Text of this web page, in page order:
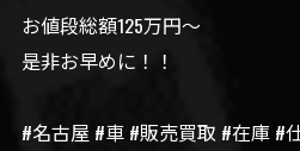
お値段総額125万円〜
是非お早めに！！
#名古屋 #車 #販売買取 #在庫 #